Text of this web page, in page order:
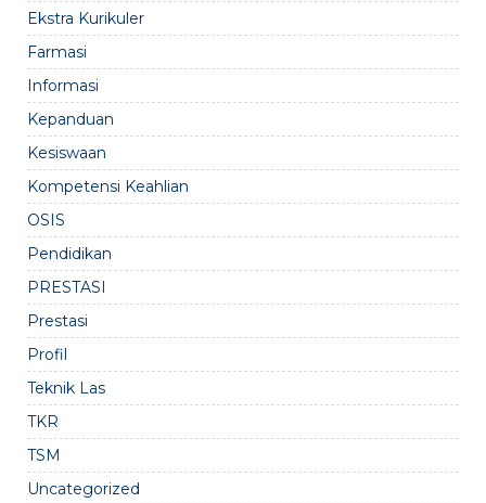
Ekstra Kurikuler
Farmasi
Informasi
Kepanduan
Kesiswaan
Kompetensi Keahlian
OSIS
Pendidikan
PRESTASI
Prestasi
Profil
Teknik Las
TKR
TSM
Uncategorized